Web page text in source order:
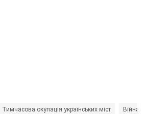
Тимчасова окупація українських міст Війна в